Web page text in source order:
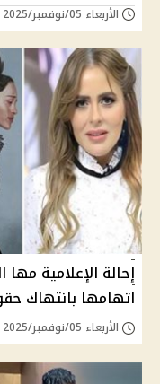
الأربعاء 05/نوفمبر/2025 - 06:24 م
إحالة الإعلامية
اتهامها بانتهاك
الأربعاء 05/نوفمبر/2025 - 01:02 م